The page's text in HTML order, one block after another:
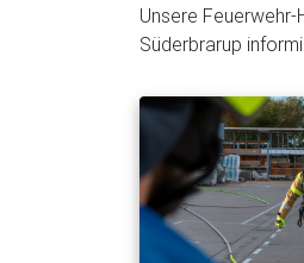
Unsere
Süderbrarup